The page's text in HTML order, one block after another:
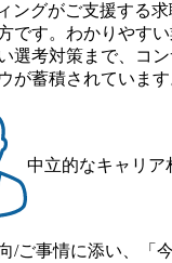
援、技術顧問 ・お客
移行およびシステム移
援や、運用定着化支援
やデータ利活用分野の
を活用した業務改革支
ングがご支援する
です。わかりやす
選考対策まで、コ
が蓄積されています
中立的なキャリア
/ご事情に添い、「